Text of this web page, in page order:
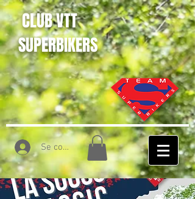
CLUB VTT
SUPERBIKERS
Se connecter